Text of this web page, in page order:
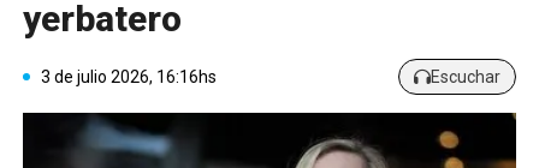
yerbatero
3 de julio 2026, 16:16hs Escuchar